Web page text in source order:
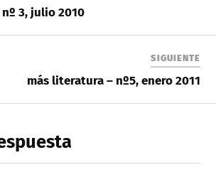
3, julio 2010
SIGUIENTE
más literatura – nº5, enero 2011